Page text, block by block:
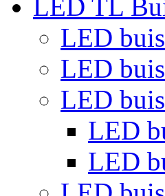
LED TL
LED
LED
LED
LED
LED